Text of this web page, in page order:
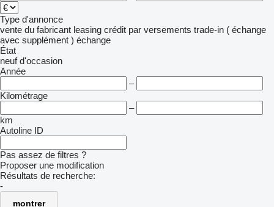
Type d'annonce
vente du fabricant leasing crédit par versements trade-in ( échange
avec supplément ) échange
État
neuf d'occasion
Année
–
Kilométrage
–
km
Autoline ID
Pas assez de filtres ?
Proposer une modification
Résultats de recherche:
-
montrer